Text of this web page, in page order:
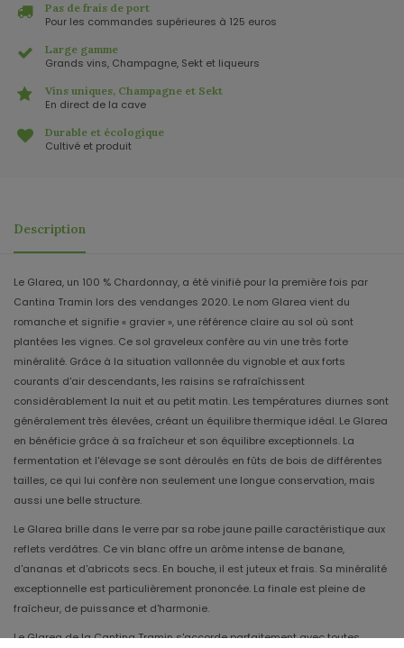
Pas de frais de port
Pour les commandes supérieures à 125 euros
Large gamme
Grands vins, Champagne, Sekt et liqueurs
Vins uniques, Champagne et Sekt
En direct de la cave
Durable et écologique
Cultivé et produit
Description
Le Glarea, un 100 % Chardonnay, a été vinifié pour la première fois par
Cantina Tramin lors des vendanges 2020. Le nom Glarea vient du
romanche et signifie « gravier », une référence claire au sol où sont
plantées les vignes. Ce sol graveleux confère au vin une très forte
minéralité. Grâce à la situation vallonnée du vignoble et aux forts
courants d'air descendants, les raisins se rafraîchissent
considérablement la nuit et au petit matin. Les températures diurnes sont
généralement très élevées, créant un équilibre thermique idéal. Le Glarea
en bénéficie grâce à sa fraîcheur et son équilibre exceptionnels. La
fermentation et l'élevage se sont déroulés en fûts de bois de différentes
tailles, ce qui lui confère non seulement une longue conservation, mais
aussi une belle structure.
Le Glarea brille dans le verre par sa robe jaune paille caractéristique aux
reflets verdâtres. Ce vin blanc offre un arôme intense de banane,
d'ananas et d'abricots secs. En bouche, il est juteux et frais. Sa minéralité
exceptionnelle est particulièrement prononcée. La finale est pleine de
fraîcheur, de puissance et d'harmonie.
Le Glarea de la Cantina Tramin s'accorde parfaitement avec toutes